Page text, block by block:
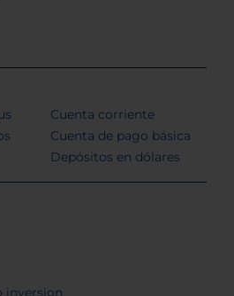
Cuenta corriente
Cuenta de pago básica
Depósitos en dólares
inversion